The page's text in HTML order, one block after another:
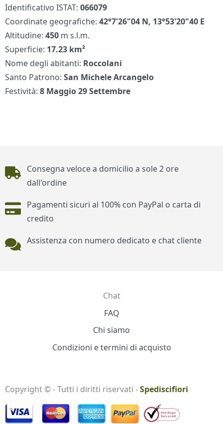
Identificativo ISTAT:066079
Coordinate geografiche:42°7'26"04 N, 13°53'20"40 E
Altitudine:450 m s.l.m.
Superficie: 17.23 km²
Nome degli abitanti: Roccolani
Santo Patrono:San Michele Arcangelo
Festività:8 Maggio 29 Settembre
Piè di pagina
Consegna veloce a domicilio a sole 2 ore
dall'ordine
Pagamenti sicuri al 100% con PayPal o carta di
credito
Assistenza con numero dedicato e chat cliente
Chat
FAQ
Chi siamo
Condizioni e termini di acquisto
Copyright © - Tutti i diritti riservati -Spediscifiori